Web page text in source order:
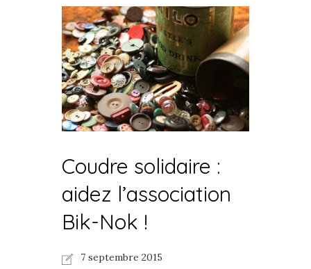
Coudre solidaire :
aidez l’association
Bik-Nok !
7 septembre 2015